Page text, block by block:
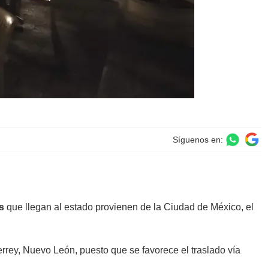
Síguenos en:
que llegan al estado provienen de la Ciudad de México, el
Nuevo León, puesto que se favorece el traslado vía